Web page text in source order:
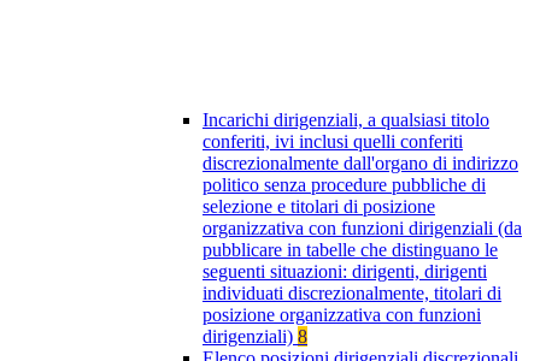
Incarichi dirigenziali, a qualsiasi titolo
conferiti, ivi inclusi quelli conferiti
discrezionalmente dall'organo di indirizzo
politico senza procedure pubbliche di
selezione e titolari di posizione
organizzativa con funzioni dirigenziali (da
pubblicare in tabelle che distinguano le
seguenti situazioni: dirigenti, dirigenti
individuati discrezionalmente, titolari di
posizione organizzativa con funzioni
dirigenziali) 8